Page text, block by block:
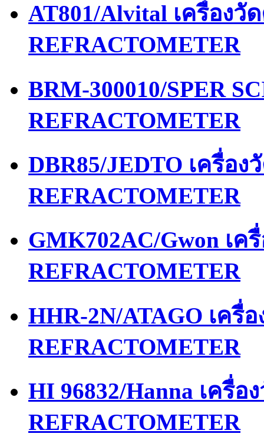
AT801/Alvital เครื่องวั
REFRACTOMETER
BRM-300010/SPER
REFRACTOMETER
DBR85/JEDTO เครื่อ
REFRACTOMETER
GMK702AC/Gwon เ
REFRACTOMETER
HHR-2N/ATAGO เครื่
REFRACTOMETER
HI 96832/Hanna เครื่
REFRACTOMETER